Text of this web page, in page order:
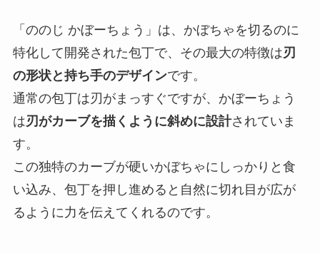
「ののじ かぼーちょう」は、かぼちゃを切るのに
特化して開発された包丁で、その最大の特徴は刃
の形状と持ち手のデザインです。
通常の包丁は刃がまっすぐですが、かぼーちょう
は刃がカーブを描くように斜めに設計されていま
す。
この独特のカーブが硬いかぼちゃにしっかりと食
い込み、包丁を押し進めると自然に切れ目が広が
るように力を伝えてくれるのです。